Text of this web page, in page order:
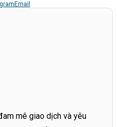
Email
mê giao dịch và yêu